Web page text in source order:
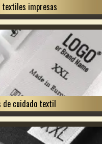
textiles impresas
de cuidado textil